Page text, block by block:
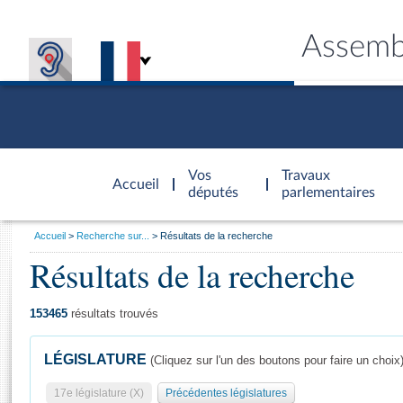
Accueil
d'accueil
Vos
députés
Travaux
parlementaires
Général
Vous
Accueil Recherche sur... Résultats de la recherche
Résultats de la recherche
153465 résultats trouvés
LÉGISLATURE (Cliquez sur l'un des boutons pour faire un choix)
17e législature (X) Précédentes législatures